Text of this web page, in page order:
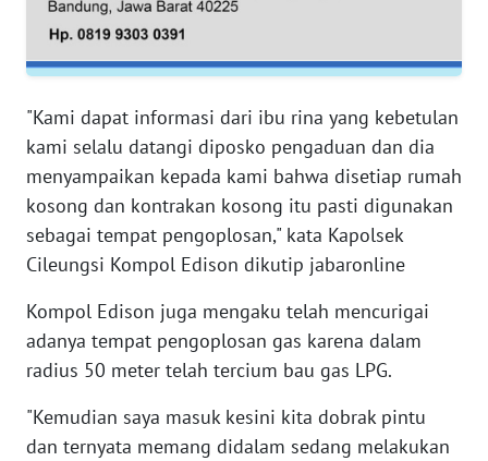
"Kami dapat informasi dari ibu rina yang kebetulan
kami selalu datangi diposko pengaduan dan dia
menyampaikan kepada kami bahwa disetiap rumah
kosong dan kontrakan kosong itu pasti digunakan
sebagai tempat pengoplosan," kata Kapolsek
Cileungsi Kompol Edison dikutip jabaronline
Kompol Edison juga mengaku telah mencurigai
adanya tempat pengoplosan gas karena dalam
radius 50 meter telah tercium bau gas LPG.
"Kemudian saya masuk kesini kita dobrak pintu
dan ternyata memang didalam sedang melakukan
WN
SERAMBI
JAMBI
WN
WN
NTB
WN
SULTENG
WN
SULBAR